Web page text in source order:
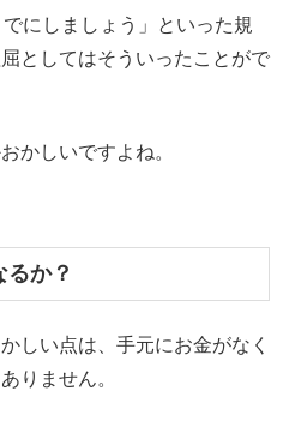
にしましょう」といった規
としてはそういったことがで
かしいですよね。
か？
しい点は、手元にお金がなく
りません。